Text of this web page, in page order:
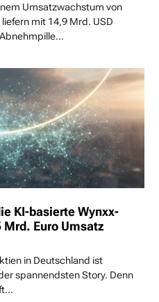
Umsatzwachstum von
mit 14,9 Mrd. USD
KI-basierte Wynxx-
Mrd. Euro Umsatz
in Deutschland ist
spannendsten Story. Denn